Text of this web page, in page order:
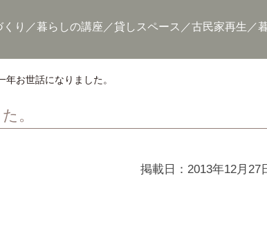
くり 暮らしの講座 貸しスペース 古民家再生
年お世話になりました。
。
掲載日：2013年12月27